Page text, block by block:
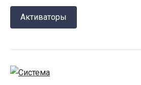
Активаторы